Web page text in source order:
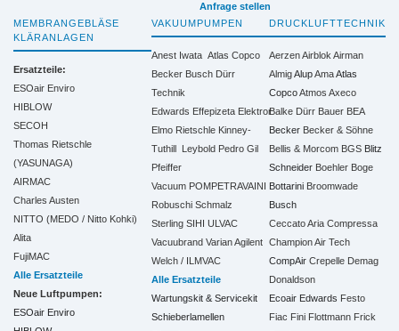
Anfrage stellen
MEMBRANGEBLÄSE
KLÄRANLAGEN
Ersatzteile:
ESOair Enviro
HIBLOW
SECOH
Thomas Rietschle
(YASUNAGA)
AIRMAC
Charles Austen
NITTO (MEDO / Nitto Kohki)
Alita
FujiMAC
Alle Ersatzteile
Neue Luftpumpen:
ESOair Enviro
VAKUUMPUMPEN
Anest Iwata Atlas Copco
Becker Busch Dürr
Technik
Edwards Effepizeta Elektror
Elmo Rietschle Kinney-
Tuthill Leybold Pedro Gil
Pfeiffer
Vacuum POMPETRAVAINI
Robuschi Schmalz
Sterling SIHI ULVAC
Vacuubrand Varian Agilent
Welch / ILMVAC
Alle Ersatzteile
Wartungskit & Servicekit
Schieberlamellen
DRUCKLUFTTECHNIK
AerzenAirblok Airman
Almig Alup Ama Atlas
Copco Atmos Axeco
Balke Dürr Bauer BEA
Becker Becker & Söhne
Bellis & Morcom BGS Blitz
Schneider Boehler Boge
Bottarini Broomwade
Busch
Ceccato Aria Compressa
Champion Air Tech
CompAir Crepelle Demag
Donaldson
Ecoair Edwards Festo
Fiac Fini Flottmann Frick